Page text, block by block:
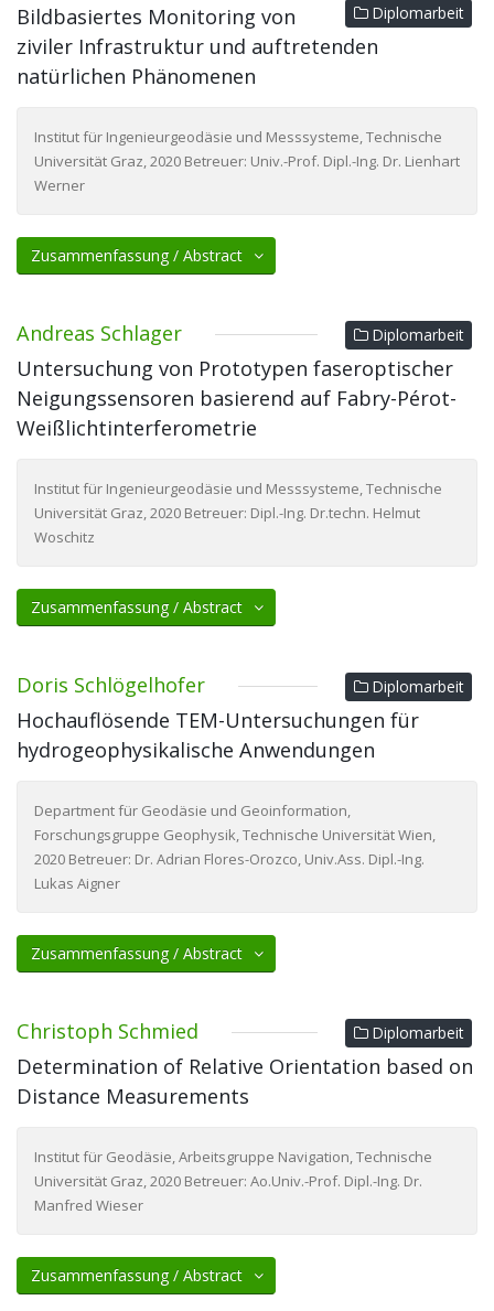
Diplomarbeit
Bildbasiertes Monitoring von
ziviler Infrastruktur und auftretenden
natürlichen Phänomenen
Institut für Ingenieurgeodäsie und Messsysteme, Technische
Universität Graz, 2020 Betreuer: Univ.-Prof. Dipl.-Ing. Dr. Lienhart
Werner
Zusammenfassung / Abstract
Andreas Schlager Diplomarbeit
Untersuchung von Prototypen faseroptischer
Neigungssensoren basierend auf Fabry-Pérot-
Weißlichtinterferometrie
Institut für Ingenieurgeodäsie und Messsysteme, Technische
Universität Graz, 2020 Betreuer: Dipl.-Ing. Dr.techn. Helmut
Woschitz
Zusammenfassung / Abstract
Doris Schlögelhofer Diplomarbeit
Hochauflösende TEM-Untersuchungen für
hydrogeophysikalische Anwendungen
Department für Geodäsie und Geoinformation,
Forschungsgruppe Geophysik, Technische Universität Wien,
2020 Betreuer: Dr. Adrian Flores-Orozco, Univ.Ass. Dipl.-Ing.
Lukas Aigner
Zusammenfassung / Abstract
Christoph Schmied Diplomarbeit
Determination of Relative Orientation based on
Distance Measurements
Institut für Geodäsie, Arbeitsgruppe Navigation, Technische
Universität Graz, 2020 Betreuer: Ao.Univ.-Prof. Dipl.-Ing. Dr.
Manfred Wieser
Zusammenfassung / Abstract